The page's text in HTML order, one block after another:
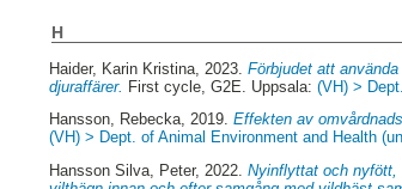
H
Haider, Karin Kristina , 2023.Förbjudet att
djuraffärer. First cycle, G2E. Uppsala:(VH) >
Hansson, Rebecka, 2019.Effekten av
(VH) > Dept. of Animal Environment and Health
Hansson Silva, Peter, 2022.Nyinflyttat och nyfött,